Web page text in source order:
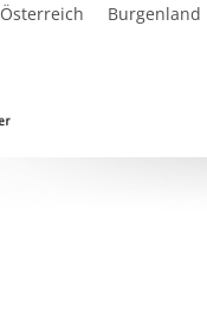
Österreich Burgenland